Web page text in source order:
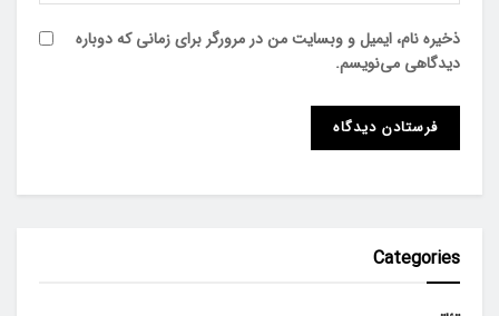
ذخیره نام، ایمیل و وبسایت من در مرورگر برای زمانی که دوباره
دیدگاهی می‌نویسم.
Categories